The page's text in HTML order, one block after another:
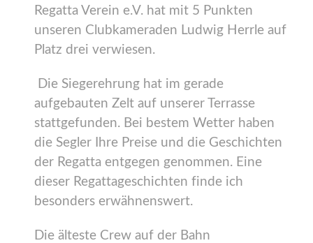
Regatta Verein e.V. hat mit 5 Punkten
unseren Clubkameraden Ludwig Herrle auf
Platz drei verwiesen.
Die Siegerehrung hat im gerade
aufgebauten Zelt auf unserer Terrasse
stattgefunden. Bei bestem Wetter haben
die Segler Ihre Preise und die Geschichten
der Regatta entgegen genommen. Eine
dieser Regattageschichten finde ich
besonders erwähnenswert.
Die älteste Crew auf der Bahn